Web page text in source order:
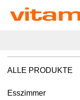
ALLE PRODUKTE
Esszimmer